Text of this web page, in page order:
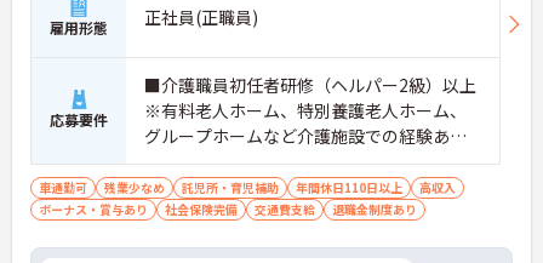
【安心の教育・チームサポート体制】
・手厚い人員配置で困った時もすぐに相談可能です
・2日間のオンライン研修と個人のペースに合わせ
たOJTを実施しています
雇用形態 正社員(正職員)
応募要件
■介護職員初任者研修（ヘルパー2級）以上
※有料老人ホーム、特別養護老人ホーム、
グループホームなど介護施設での経験ある
方歓迎 ※ホスピス勤務（訪問介護）や「看
取り」が初めての方も可
車通勤可 残業少なめ 託児所・育児補助 年間休日110日以上
高収入
ボーナス・賞与あり
社会保険完備 交通費支給 退職金制度あり